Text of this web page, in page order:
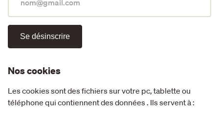
Se désinscrire
Nos cookies
Les cookies sont des fichiers sur votre pc, tablette ou
téléphone qui contiennent des données . Ils servent à :